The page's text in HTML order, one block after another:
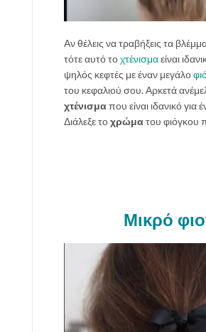
Αν θέλεις να τραβήξεις τα
τότε αυτό τοχτένισμαείναι
ψηλός κεφτές με έναν μεγάλο
του κεφαλιού σου. Αρκετά
χτένισμαπου είναι ιδανικό για
Διάλεξε τοχρώματου φιόγκου
Μικρό